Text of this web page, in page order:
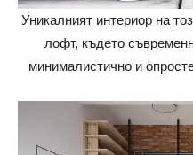
Уникалният интериор на
лофт, където
минималистично и